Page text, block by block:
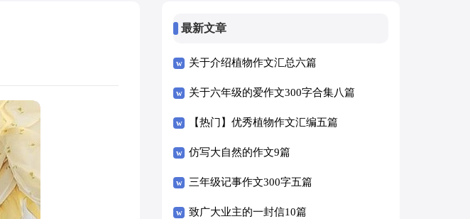
最新文章
关于介绍植物作文汇总六篇
关于六年级的爱作文300字合集八篇
【热门】优秀植物作文汇编五篇
仿写大自然的作文9篇
三年级记事作文300字五篇
致广大业主的一封信10篇